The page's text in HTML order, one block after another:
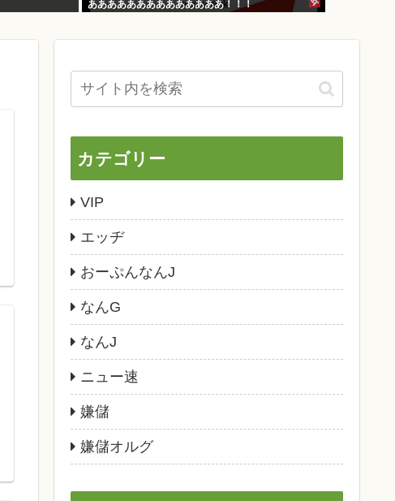
ああああああああああああああ！！！
カテゴリー
VIP
エッヂ
おーぷんなんJ
なんG
なんJ
ニュー速
嫌儲
嫌儲オルグ